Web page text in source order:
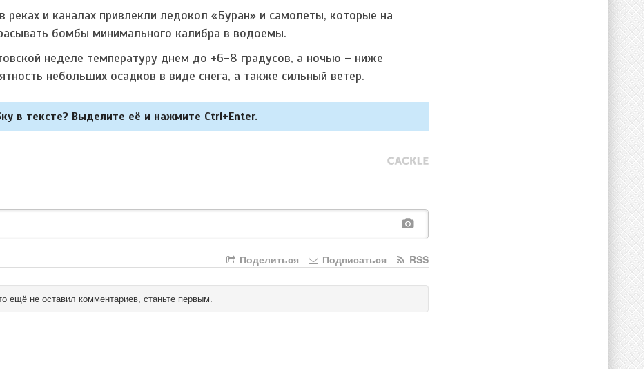
и каналах привлекли ледокол «Буран» и самолеты, которые на
бомбы минимального калибра в водоемы.
неделе температуру днем до +6-8 градусов, а ночью – ниже
небольших осадков в виде снега, а также сильный ветер.
в тексте? Выделите её и нажмите Ctrl+Enter.
RSS
Подписаться
Поделиться
ещё не оставил комментариев, станьте первым.